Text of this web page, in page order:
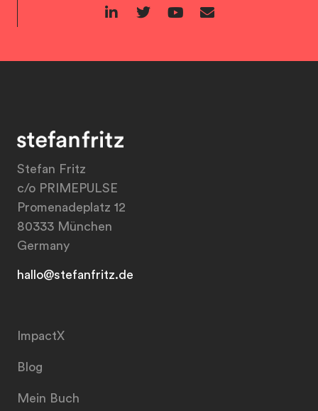
Stefan Fritz
c/o PRIMEPULSE
Promenadeplatz 12
80333 München
Germany
hallo@stefanfritz.de
ImpactX
Blog
Mein Buch